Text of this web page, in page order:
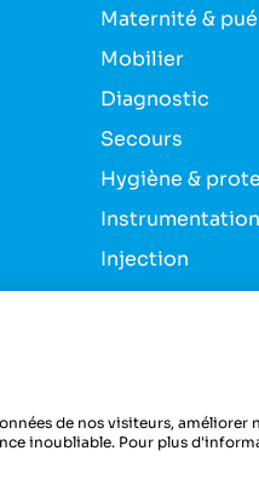
Maternité &
Mobilier
Diagnostic
Secours
Hygiène &
Instrumentation
Injection
Pansements &
Designed with love by
de nos visiteurs,
inoubliable. Pour plus